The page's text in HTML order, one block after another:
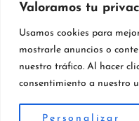
Valoramos tu
Usamos cookies para
mostrarle anuncios o
nuestro tráfico. Al hacer
consentimiento a nuestro
Personalizar